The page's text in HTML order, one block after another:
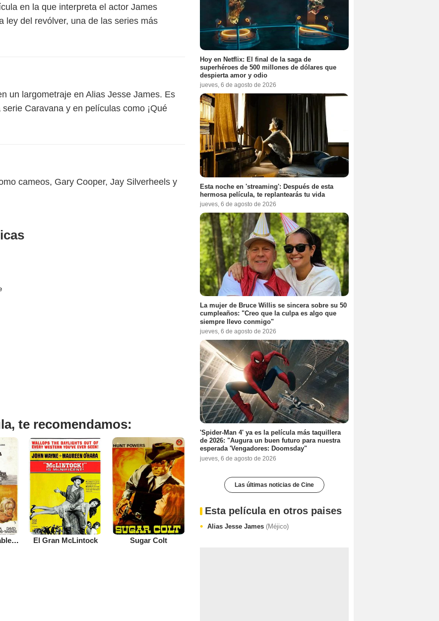
en la que interpreta el actor James
ley del revólver, una de las series más
un largometraje en Alias Jesse James. Es
Caravana y en películas como ¡Qué
cameos, Gary Cooper, Jay Silverheels y
te recomendamos:
La balada de Cable Hogue El Gran McLintock Sugar Colt
Hoy en Netflix: El final de la saga de
superhéroes de 500 millones de dólares que
despierta amor y odio
jueves, 6 de agosto de 2026
Esta noche en 'streaming': Después de esta
hermosa película, te replantearás tu vida
jueves, 6 de agosto de 2026
La mujer de Bruce Willis se sincera sobre su 50
cumpleaños: "Creo que la culpa es algo que
siempre llevo conmigo"
jueves, 6 de agosto de 2026
'Spider-Man 4' ya es la película más taquillera
de 2026: "Augura un buen futuro para nuestra
esperada 'Vengadores: Doomsday"
jueves, 6 de agosto de 2026
Las últimas noticias de Cine
Esta película en otros paises
Alias Jesse James (Méjico)